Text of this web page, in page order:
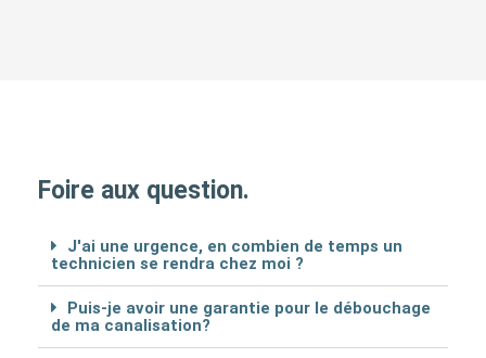
Foire aux question.
J'ai une urgence, en combien de temps un
technicien se rendra chez moi ?
Puis-je avoir une garantie pour le débouchage
de ma canalisation?